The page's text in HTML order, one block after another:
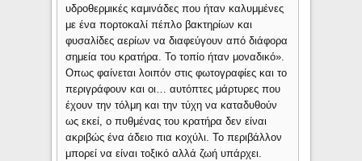
υδροθερμικές καμινάδες που ήταν καλυμμένες
με ένα πορτοκαλί πέπλο βακτηρίων και
φυσαλίδες αερίων να διαφεύγουν από διάφορα
σημεία του κρατήρα. Το τοπίο ήταν μοναδικό».
Οπως φαίνεται λοιπόν στις φωτογραφίες και το
περιγράφουν και οι… αυτόπτες μάρτυρες που
έχουν την τόλμη και την τύχη να καταδυθούν
ως εκεί, ο πυθμένας του κρατήρα δεν είναι
ακριβώς ένα άδειο πια κοχύλι. Το περιβάλλον
μπορεί να είναι τοξικό αλλά ζωή υπάρχει.